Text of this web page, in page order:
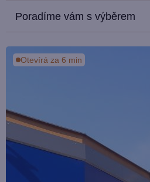
Doprava a platba
Obchodní podmínky
Ochrana osobních údajů
Média a PR
Newsletter
Soutěž o cestu na Floridu - ukončena
Poradíme vám s výběrem
Kde nás najdete?
Otevírá za 6 min